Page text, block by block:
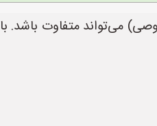
می‌تواند متفاوت باشد. با